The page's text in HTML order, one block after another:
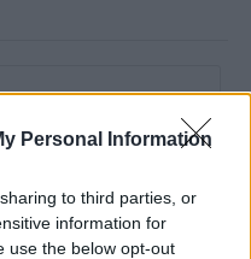
Personal Information
to third parties, or
information for
use the below opt-out
ao circuito ATP
Assche